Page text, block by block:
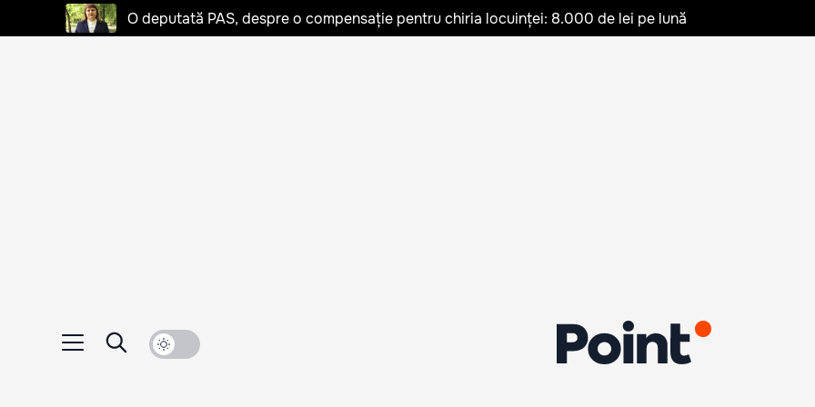
O deputată PAS, despre o compensație pentru chiria locuinței: 8.000 de lei pe lună